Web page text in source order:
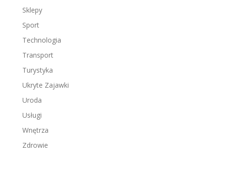
Sklepy
Sport
Technologia
Transport
Turystyka
Ukryte Zajawki
Uroda
Usługi
Wnętrza
Zdrowie